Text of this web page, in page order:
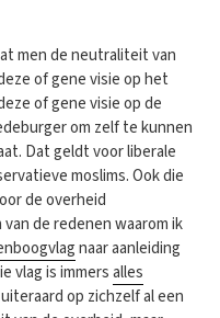
men de neutraliteit van
of gene visie op het
of gene visie op de
om zelf te kunnen
Dat geldt voor liberale
moslims. Ook die
de overheid
de redenen waarom ik
naar aanleiding
vlag is immersalles
op zichzelf al een